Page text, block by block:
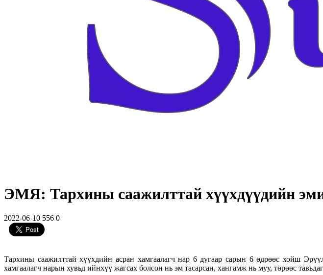
ЭМЯ: Тархины саажилттай хүүхдүүдийн
2022-06-10 556 0
Тархины саажилттай хүүхдийн асран хамгаалагч нар 6 дугаар сарын 6 өдрөөс хойш
хамгаалагч нарын хувьд ийнхүү жагсах болсон нь эм тасарсан, хангамж нь муу, төрөөс